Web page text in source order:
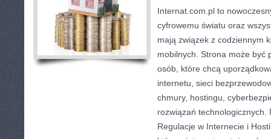
Internat.com.pl to
cyfrowemu światu oraz
mają związek z codziennym
mobilnych. Strona może być
osób, które chcą
internetu, sieci
chmury, hostingu,
rozwiązań technologicznych.
Regulacje w Internecie i